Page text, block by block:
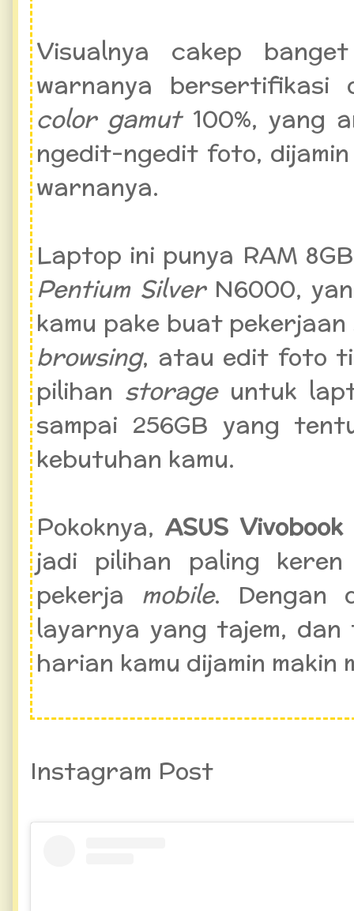
Visualnya cakep
warnanya
color gamut100%, yang
ngedit-ngedit foto,
warnanya.
Laptop ini punya RAM
Pentium SilverN6000,
kamu pake buat
browsing, atau edit foto
pilihan storageuntuk
sampai 256GB yang
kebutuhan kamu.
Pokoknya,ASUS
jadi pilihan paling
pekerja mobile. Dengan
layarnya yang tajem,
harian kamu dijamin makin
Instagram Post